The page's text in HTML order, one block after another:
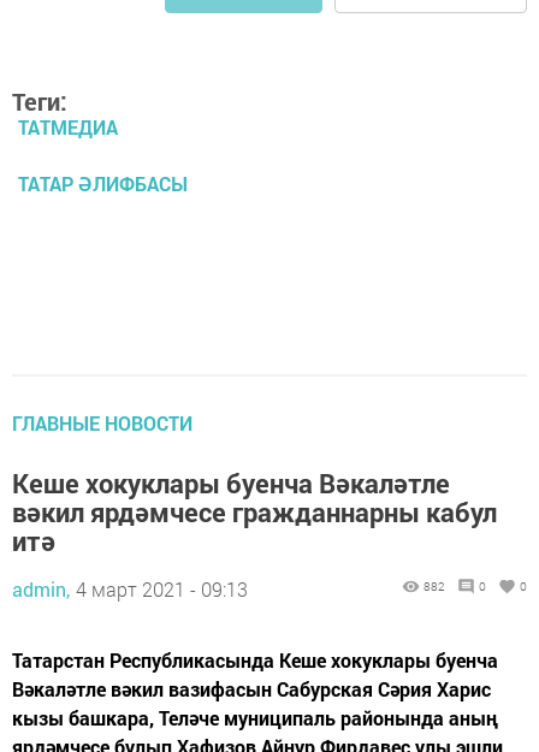
Теги:
ТАТМЕДИА
ТАТАР ӘЛИФБАСЫ
ГЛАВНЫЕ НОВОСТИ
Кеше хокуклары буенча Вәкаләтле
вәкил ярдәмчесе гражданнарны кабул
итә
admin, 4 март 2021 - 09:13 882 0 0
Татарстан Республикасында Кеше хокуклары буенча
Вәкаләтле вәкил вазифасын Сабурская Сәрия Харис
кызы башкара, Теләче муниципаль районында аның
ярдәмчесе булып Хафизов Айнур Фирдавес улы эшли.